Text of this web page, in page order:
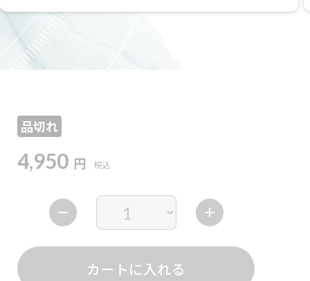
品切れ
4,950 円 税込
カートに入れる